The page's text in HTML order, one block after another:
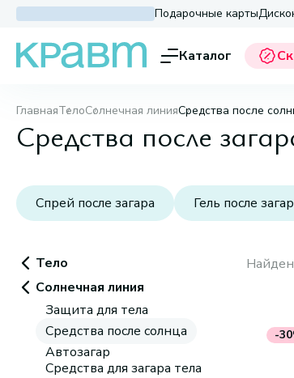
Подарочные карты
Каталог
ГлавнаяТелоСолнечная линияСредства после
Средства после
Спрей после загара Гель после
Тело
Солнечная линия
Защита для тела
Средства после солнца
Автозагар
Средства для загара тела
-